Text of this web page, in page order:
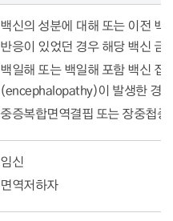
백신의 성분에 대해 또는 이전
반응이 있었던 경우 해당 백신 금
백일해 또는 백일해 포함 백신 접
(encephalopathy)이 발생한 경
중증복합면역결핍 또는 장중첩
임신
면역저하자